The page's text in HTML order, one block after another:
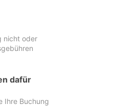
nicht oder
dafür
Ihre Buchung